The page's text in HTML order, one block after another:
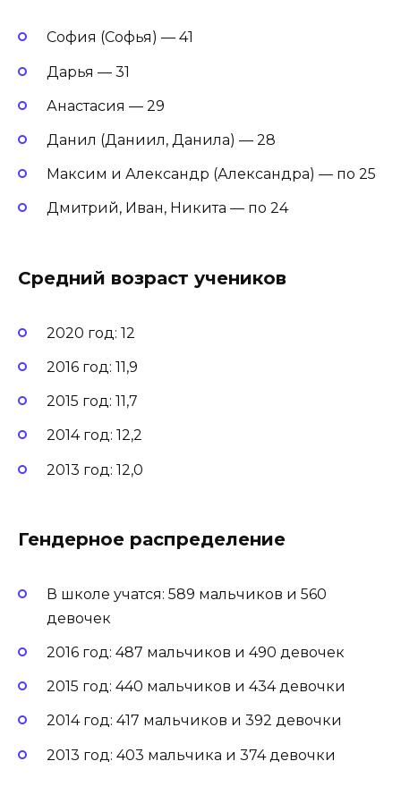
София (Софья) — 41
Дарья — 31
Анастасия — 29
Данил (Даниил, Данила) — 28
Максим и Александр (Александра) — по 25
Дмитрий, Иван, Никита — по 24
Средний возраст учеников
2020 год: 12
2016 год: 11,9
2015 год: 11,7
2014 год: 12,2
2013 год: 12,0
Гендерное распределение
В школе учатся: 589 мальчиков и 560
девочек
2016 год: 487 мальчиков и 490 девочек
2015 год: 440 мальчиков и 434 девочки
2014 год: 417 мальчиков и 392 девочки
2013 год: 403 мальчика и 374 девочки